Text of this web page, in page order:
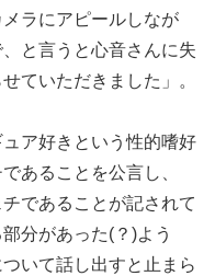
メラにアピールしなが
と言うと心音さんに失
ていただきました」。
ア好きという性的嗜好
あることを公言し、
であることが記されて
分があった(？)よう
いて話し出すと止まら